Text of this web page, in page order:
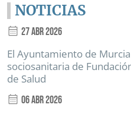
NOTICIAS
27 Abr 2026
El Ayuntamiento de
sociosanitaria de
de Salud
06 Abr 2026